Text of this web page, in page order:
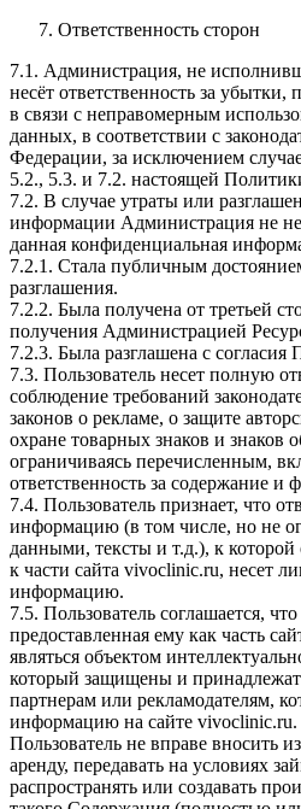
Ответственность сторон
7.1. Администрация, не
несёт ответственность за
в связи с неправомерным
данных, в соответствии с
Федерации, за исключением
5.2., 5.3. и 7.2. настоящей
7.2. В случае утраты или
информации Администрация не
данная конфиденциальная
7.2.1. Стала публичным
разглашения.
7.2.2. Была получена от третьей
получения Администрацией
7.2.3. Была разглашена с согласия
7.3. Пользователь несет полную
соблюдение требований
законов о рекламе, о защите
охране товарных знаков и знаков
ограничиваясь перечисленным,
ответственность за содержание и
7.4. Пользователь признает, что
информацию (в том числе, но не
данными, тексты и т.д.), к
к части сайта vivoclinic.ru, несет
информацию.
7.5. Пользователь соглашается,
предоставленная ему как часть
являться объектом
который защищены и
партнерам или рекламодателям,
информацию на сайте vivoclinic.ru.
Пользователь не вправе вносить
аренду, передавать на условиях
распространять или создавать